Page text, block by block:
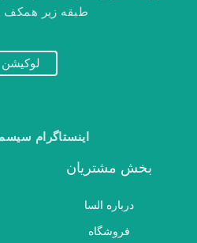
طبقه زیر همکف ،
لوکیشن
اینستاگرام
بخش مشتریان
درباره السا
فروشگاه